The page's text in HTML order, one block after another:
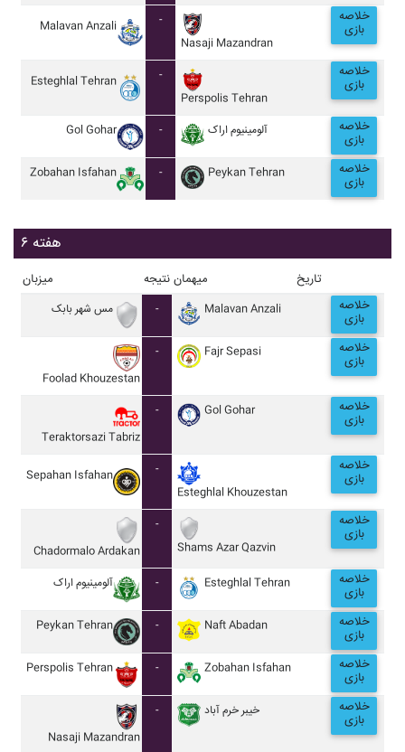
Malavan Anzali
-
Nasaji Mazandran
خلاصه
بازی
Esteghlal Tehran
-
Perspolis Tehran
خلاصه
بازی
Gol Gohar - آلومينيوم اراک خلاصه
بازی
Zobahan Isfahan - Peykan Tehran خلاصه
بازی
هفته ۶
میزبان نتیجه میهمان تاریخ
مس شهر بابک - Malavan Anzali خلاصه
بازی
Foolad Khouzestan
- Fajr Sepasi خلاصه
بازی
Teraktorsazi Tabriz
- Gol Gohar خلاصه
بازی
Sepahan Isfahan
-
Esteghlal Khouzestan
خلاصه
بازی
Chadormalo Ardakan
-
Shams Azar Qazvin
خلاصه
بازی
آلومينيوم اراک - Esteghlal Tehran خلاصه
بازی
Peykan Tehran - Naft Abadan خلاصه
بازی
Perspolis Tehran - Zobahan Isfahan خلاصه
بازی
Nasaji Mazandran
- خيبر خرم آباد خلاصه
بازی